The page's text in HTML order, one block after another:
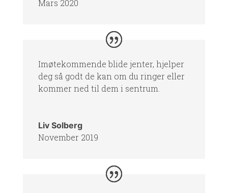
Mars 2020
Imøtekommende blide jenter, hjelper
deg så godt de kan om du ringer eller
kommer ned til dem i sentrum.
Liv Solberg
November 2019